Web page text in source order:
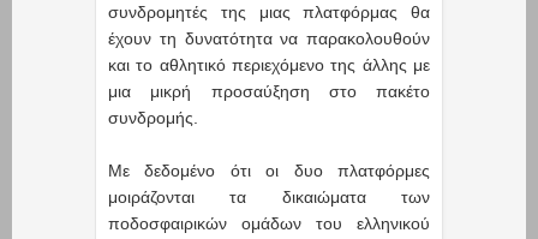
συνδρομητές της μιας πλατφόρμας θα
έχουν τη δυνατότητα να παρακολουθούν
και το αθλητικό περιεχόμενο της άλλης με
μια μικρή προσαύξηση στο πακέτο
συνδρομής.
Με δεδομένο ότι οι δυο πλατφόρμες
μοιράζονται τα δικαιώματα των
ποδοσφαιρικών ομάδων του ελληνικού